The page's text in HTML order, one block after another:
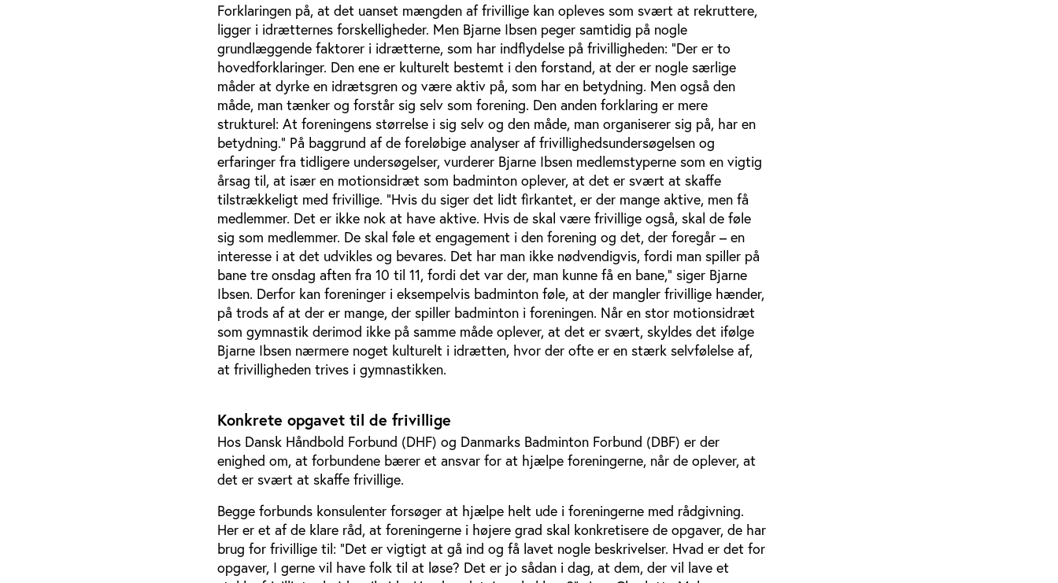
Forklaringen på, at det uanset mængden af frivillige kan opleves som svært at rekruttere,
ligger i idrætternes forskelligheder. Men Bjarne Ibsen peger samtidig på nogle
grundlæggende faktorer i idrætterne, som har indflydelse på frivilligheden: ”Der er to
hovedforklaringer. Den ene er kulturelt bestemt i den forstand, at der er nogle særlige
måder at dyrke en idrætsgren og være aktiv på, som har en betydning. Men også den
måde, man tænker og forstår sig selv som forening. Den anden forklaring er mere
strukturel: At foreningens størrelse i sig selv og den måde, man organiserer sig på, har en
betydning.” På baggrund af de foreløbige analyser af frivillighedsundersøgelsen og
erfaringer fra tidligere undersøgelser, vurderer Bjarne Ibsen medlemstyperne som en vigtig
årsag til, at især en motionsidræt som badminton oplever, at det er svært at skaffe
tilstrækkeligt med frivillige. ”Hvis du siger det lidt firkantet, er der mange aktive, men få
medlemmer. Det er ikke nok at have aktive. Hvis de skal være frivillige også, skal de føle
sig som medlemmer. De skal føle et engagement i den forening og det, der foregår – en
interesse i at det udvikles og bevares. Det har man ikke nødvendigvis, fordi man spiller på
bane tre onsdag aften fra 10 til 11, fordi det var der, man kunne få en bane,” siger Bjarne
Ibsen. Derfor kan foreninger i eksempelvis badminton føle, at der mangler frivillige hænder,
på trods af at der er mange, der spiller badminton i foreningen. Når en stor motionsidræt
som gymnastik derimod ikke på samme måde oplever, at det er svært, skyldes det ifølge
Bjarne Ibsen nærmere noget kulturelt i idrætten, hvor der ofte er en stærk selvfølelse af,
at frivilligheden trives i gymnastikken.
Konkrete opgavet til de frivillige
Hos Dansk Håndbold Forbund (DHF) og Danmarks Badminton Forbund (DBF) er der
enighed om, at forbundene bærer et ansvar for at hjælpe foreningerne, når de oplever, at
det er svært at skaffe frivillige.
Begge forbunds konsulenter forsøger at hjælpe helt ude i foreningerne med rådgivning.
Her er et af de klare råd, at foreningerne i højere grad skal konkretisere de opgaver, de har
brug for frivillige til: ”Det er vigtigt at gå ind og få lavet nogle beskrivelser. Hvad er det for
opgaver, I gerne vil have folk til at løse? Det er jo sådan i dag, at dem, der vil lave et